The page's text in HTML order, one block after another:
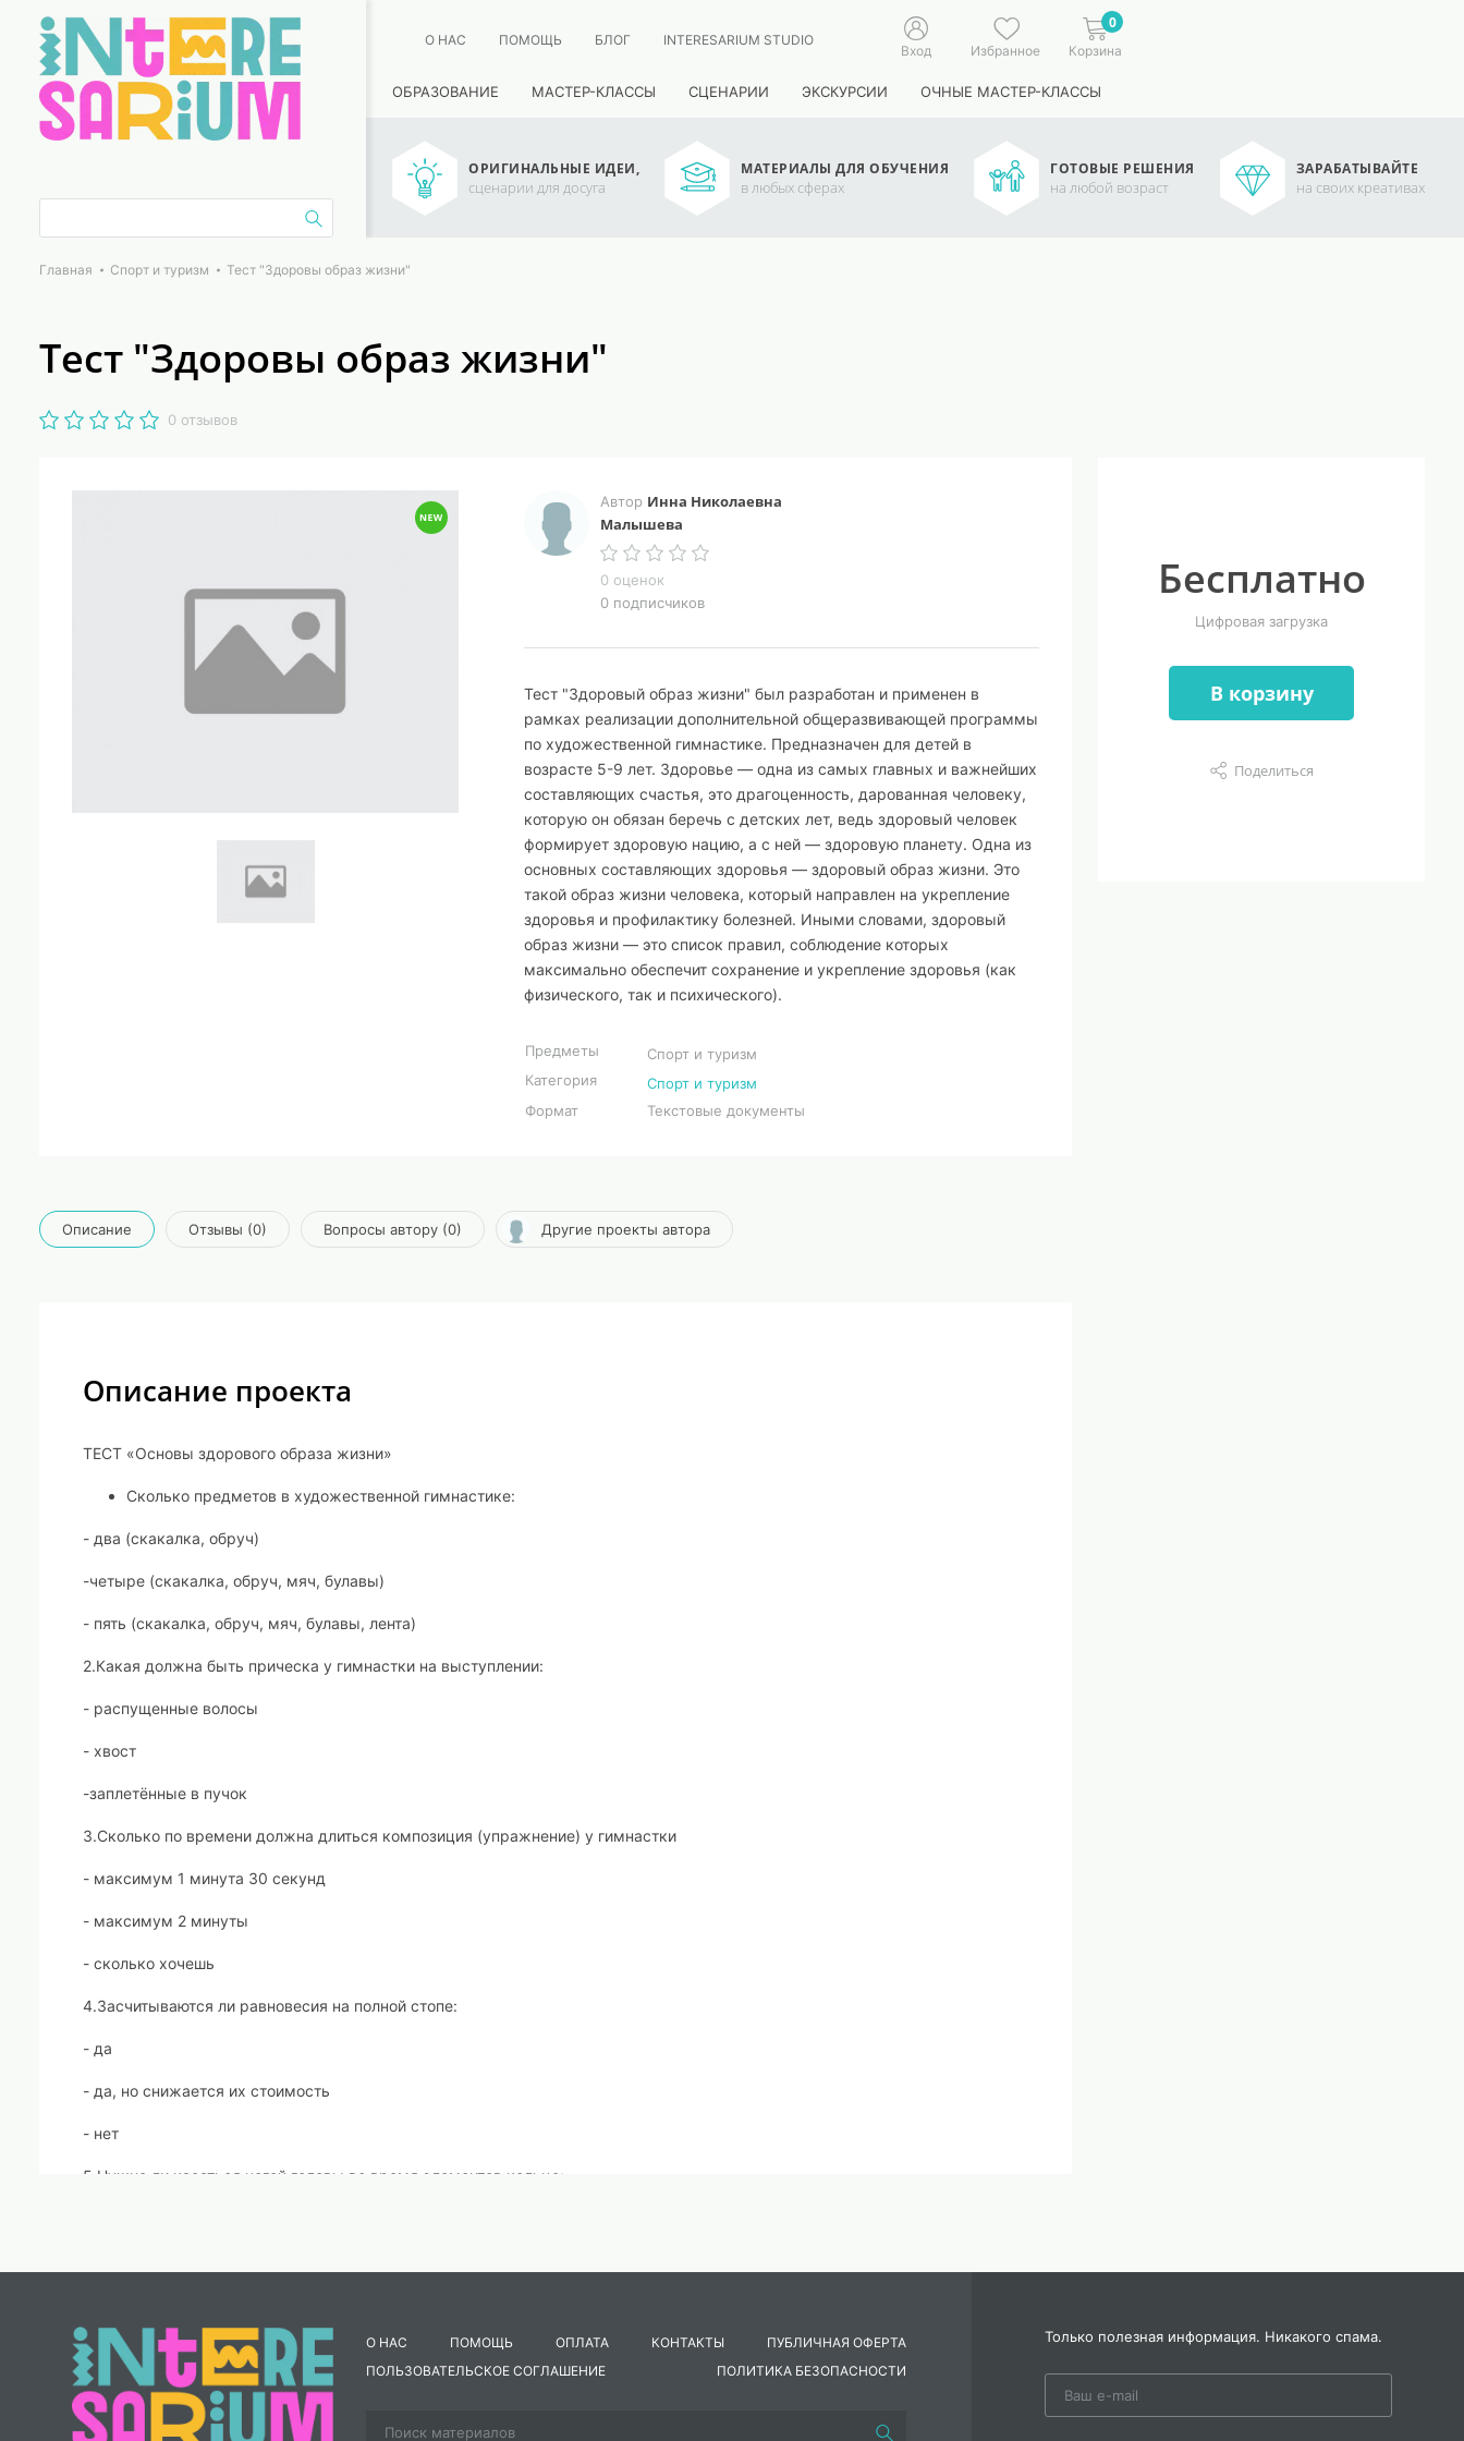
О НАС ПОМОЩЬ БЛОГ INTERESARIUM STUDIO
Вход Избранное
0
Корзина
ОБРАЗОВАНИЕ МАСТЕР-КЛАССЫ СЦЕНАРИИ ЭКСКУРСИИ ОЧНЫЕ МАСТЕР-КЛАССЫ
ОРИГИНАЛЬНЫЕ ИДЕИ,
сценарии для досуга
МАТЕРИАЛЫ ДЛЯ ОБУЧЕНИЯ
в любых сферах
ГОТОВЫЕ РЕШЕНИЯ
на любой возраст
ЗАРАБАТЫВАЙТЕ
на своих креативах
Главная Спорт и туризм Тест "Здоровы образ жизни"
Тест "Здоровы образ жизни"
0 отзывов
Автор Инна Николаевна
Малышева
0 оценок
0 подписчиков
Тест "Здоровый образ жизни" был разработан и применен в
рамках реализации дополнительной общеразвивающей программы
по художественной гимнастике. Предназначен для детей в
возрасте 5-9 лет. Здоровье — одна из самых главных и важнейших
составляющих счастья, это драгоценность, дарованная человеку,
которую он обязан беречь с детских лет, ведь здоровый человек
формирует здоровую нацию, а с ней — здоровую планету. Одна из
основных составляющих здоровья — здоровый образ жизни. Это
такой образ жизни человека, который направлен на укрепление
здоровья и профилактику болезней. Иными словами, здоровый
образ жизни — это список правил, соблюдение которых
максимально обеспечит сохранение и укрепление здоровья (как
физического, так и психического).
Предметы
Спорт и туризм
Категория
Спорт и туризм
Формат
Текстовые документы
Бесплатно
Цифровая загрузка
В корзину
Поделиться
Описание Отзывы (0) Вопросы автору (0) Другие проекты автора
Описание проекта
ТЕСТ «Основы здорового образа жизни»
Сколько предметов в художественной гимнастике:
- два (скакалка, обруч)
-четыре (скакалка, обруч, мяч, булавы)
- пять (скакалка, обруч, мяч, булавы, лента)
2.Какая должна быть прическа у гимнастки на выступлении:
- распущенные волосы
- хвост
-заплетённые в пучок
3.Сколько по времени должна длиться композиция (упражнение) у гимнастки
- максимум 1 минута 30 секунд
- максимум 2 минуты
- сколько хочешь
4.Засчитываются ли равновесия на полной стопе:
- да
- да, но снижается их стоимость
- нет
5.Нужно ли касаться ногой головы во время элементов кольцо:
6. Основными средствами ее являются упражнения танцевального характера, выполняемые с предметами и без
предметов. Что за вид спорта?
- Легкая атлетика
О НАС ПОМОЩЬ ОПЛАТА КОНТАКТЫ
ПУБЛИЧНАЯ ОФЕРТА
ПОЛЬЗОВАТЕЛЬСКОЕ СОГЛАШЕНИЕ
ПОЛИТИКА БЕЗОПАСНОСТИ
Только полезная информация. Никакого спама.